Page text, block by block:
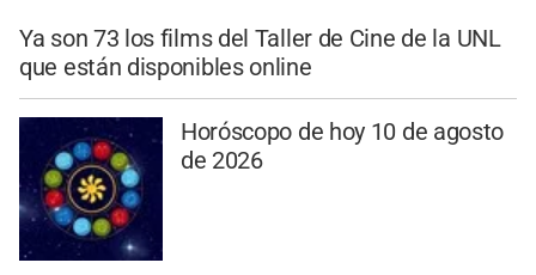
Ya son 73 los films del Taller de Cine de la UNL
que están disponibles online
Horóscopo de hoy 10 de agosto
de 2026